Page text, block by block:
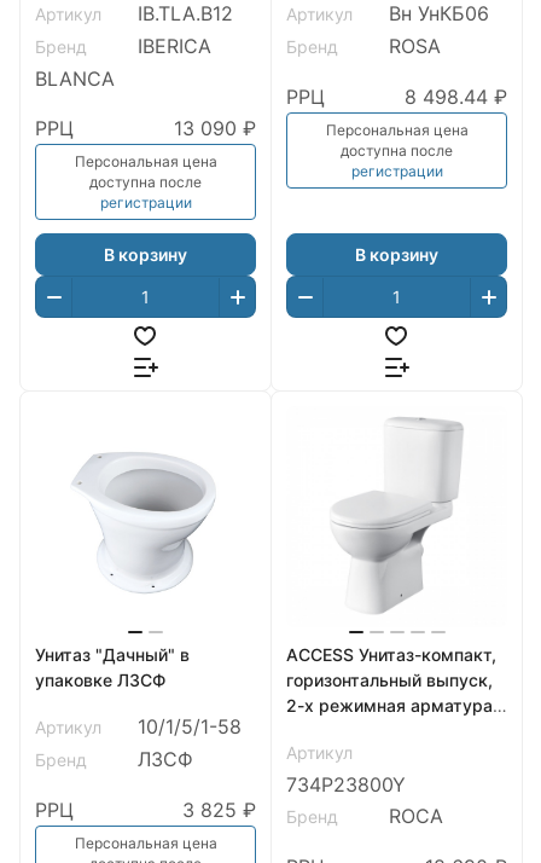
Артикул
IB.TLA.B12
Бренд
IBERICA
BLANCA
РРЦ 13 090 ₽
Персональная цена
доступна после
регистрации
В корзину
белый ROSA
Артикул Вн УнКБ06
Бренд ROSA
РРЦ 8 498.44 ₽
Персональная цена
доступна после
регистрации
В корзину
Унитаз "Дачный" в
упаковке ЛЗСФ
Артикул 10/1/5/1-58
Бренд ЛЗСФ
РРЦ 3 825 ₽
Персональная цена
ACCESS Унитаз-компакт,
горизонтальный выпуск,
2-х режимная арматура,
close, C
Артикул
734P23800Y
Бренд ROCA